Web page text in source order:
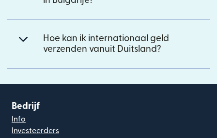
Hoe kan ik internationaal geld
verzenden vanuit Duitsland?
Bedrijf
Info
Investeerders